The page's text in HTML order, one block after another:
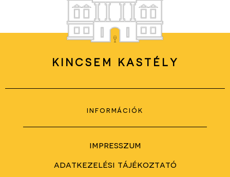
KINCSEM KASTÉLY
információk
impresszum
adatkezelési tájékoztató